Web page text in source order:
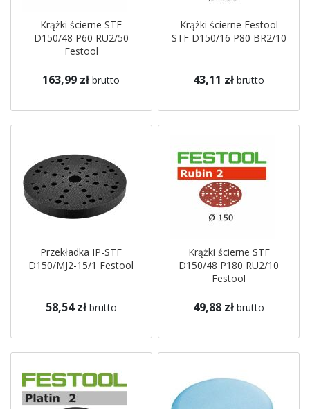
Krążki ścierne STF
D150/48 P60 RU2/50
Festool
163,99 zł brutto
Krążki ścierne Festool
STF D150/16 P80 BR2/10
43,11 zł brutto
Przekładka IP-STF
D150/MJ2-15/1 Festool
58,54 zł brutto
Krążki ścierne STF
D150/48 P180 RU2/10
Festool
49,88 zł brutto